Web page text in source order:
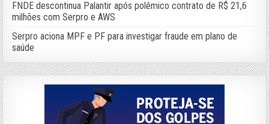
FNDE descontinua Palantir após polêmico contrato de R$ 21,6
milhões com Serpro e AWS
Serpro aciona MPF e PF para investigar fraude em plano de
saúde